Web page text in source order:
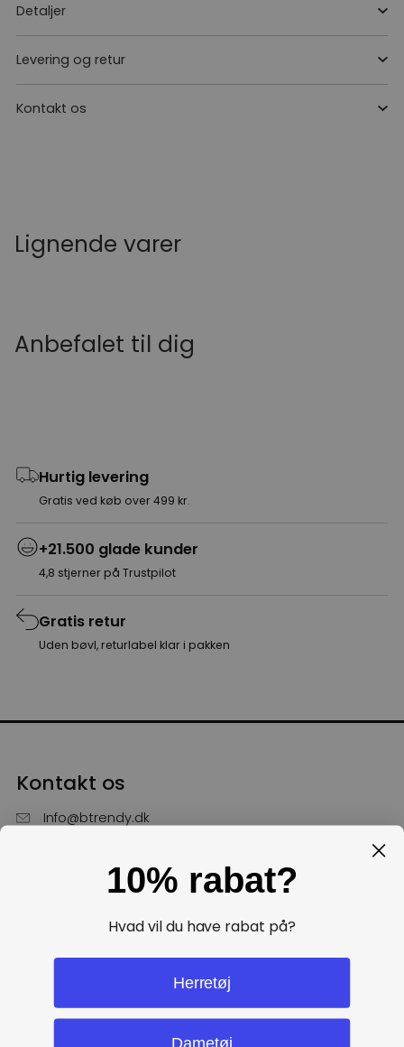
Detaljer
Levering og retur
Kontakt os
Lignende varer
Anbefalet til dig
Hurtig levering
Gratis ved køb over 499 kr.
+21.500 glade kunder
4,8 stjerner på Trustpilot
Gratis retur
Uden bøvl, returlabel klar i pakken
Kontakt os
Info@btrendy.dk
Hverdage fra kl. 10 - 16
10% rabat?
Hvad vil du have rabat på?
Herretøj